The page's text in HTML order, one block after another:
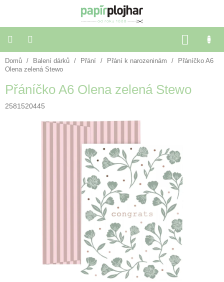
KOŠÍK
Balení
dárků
Dekorace
a
doplňky
Domů / Balení dárků / Přání / Přání k narozeninám /
Přáníčko A6
Olena zelená Stewo
Přáníčko A6 Olena zelená Stewo
2581520445